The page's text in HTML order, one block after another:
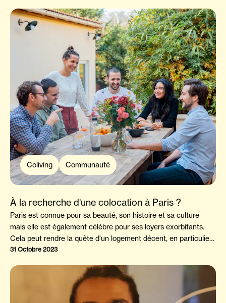
Coliving Communauté
À la recherche d'une colocation à Paris ?
Paris est connue pour sa beauté, son histoire et sa culture
mais elle est également célèbre pour ses loyers exorbitants.
Cela peut rendre la quête d'un logement décent, en particulier
pour les étudiant·e·s quittant leur domicile pour poursuivre leurs
financiers, de nombreuses personnes, qu'elles soient
étudiant·e·s ou jeunes professionnel·le·s, optent pour la
colocation. Cette solution permet de réduire les coûts et offre
31 Octobre 2023